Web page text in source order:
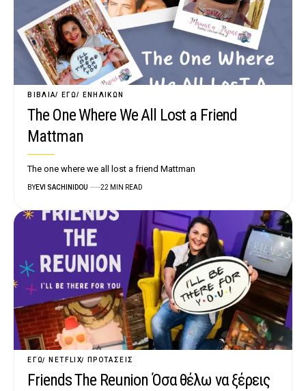
ΒΙΒΛΊΑ ΕΓΏ ΕΝΗΛΊΚΩΝ
The One Where We All Lost a Friend
Mattman
The one where we all lost a friend Mattman
BYEVI SACHINIDOU 22 MIN READ
ΕΓΏ NETFLIX ΠΡΟΤΆΣΕΙΣ
Friends The Reunion Όσα θέλω να ξέρεις